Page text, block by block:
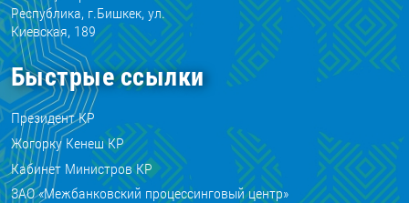
Республика, г.Бишкек, ул.
Киевская, 189
Быстрые ссылки
Президент КР
Жогорку Кенеш КР
Кабинет Министров КР
ЗАО «Межбанковский процессинговый центр»